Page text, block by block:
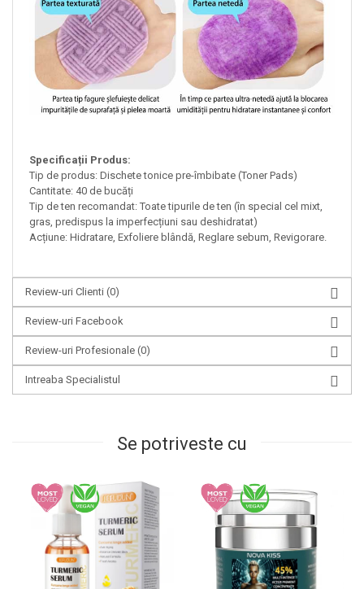
Specificații Produs:
Tip de produs: Dischete tonice pre-îmbibate (Toner Pads)
Cantitate: 40 de bucăți
Tip de ten recomandat: Toate tipurile de ten (în special cel mixt,
gras, predispus la imperfecțiuni sau deshidratat)
Acțiune: Hidratare, Exfoliere blândă, Reglare sebum, Revigorare.
Review-uri Clienti (0)
Review-uri Facebook
Review-uri Profesionale (0)
Intreaba Specialistul
Se potriveste cu